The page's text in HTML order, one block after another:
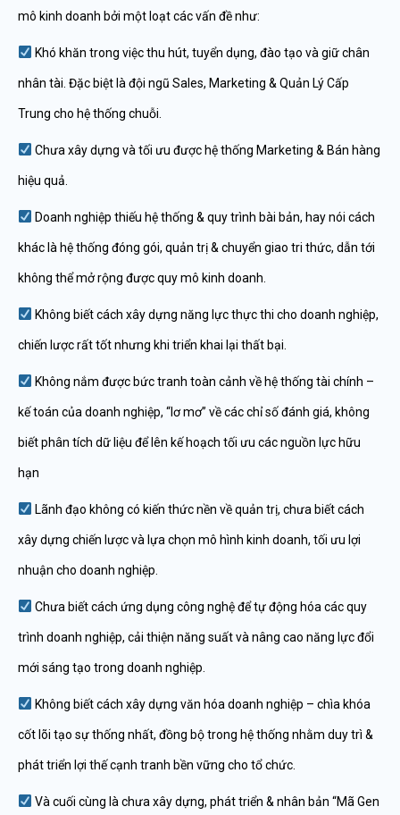
mô kinh doanh bởi một loạt các vấn đề như:
Khó khăn trong việc thu hút, tuyển dụng, đào tạo và giữ chân
nhân tài. Đặc biệt là đội ngũ Sales, Marketing & Quản Lý Cấp
Trung cho hệ thống chuỗi.
Chưa xây dựng và tối ưu được hệ thống Marketing & Bán hàng
hiệu quả.
Doanh nghiệp thiếu hệ thống & quy trình bài bản, hay nói cách
khác là hệ thống đóng gói, quản trị & chuyển giao tri thức, dẫn tới
không thể mở rộng được quy mô kinh doanh.
Không biết cách xây dựng năng lực thực thi cho doanh nghiệp,
chiến lược rất tốt nhưng khi triển khai lại thất bại.
Không nắm được bức tranh toàn cảnh về hệ thống tài chính –
kế toán của doanh nghiệp, “lơ mơ” về các chỉ số đánh giá, không
biết phân tích dữ liệu để lên kế hoạch tối ưu các nguồn lực hữu
hạn
Lãnh đạo không có kiến thức nền về quản trị, chưa biết cách
xây dựng chiến lược và lựa chọn mô hình kinh doanh, tối ưu lợi
nhuận cho doanh nghiệp.
Chưa biết cách ứng dụng công nghệ để tự động hóa các quy
trình doanh nghiệp, cải thiện năng suất và nâng cao năng lực đổi
mới sáng tạo trong doanh nghiệp.
Không biết cách xây dựng văn hóa doanh nghiệp – chìa khóa
cốt lõi tạo sự thống nhất, đồng bộ trong hệ thống nhằm duy trì &
phát triển lợi thế cạnh tranh bền vững cho tổ chức.
Và cuối cùng là chưa xây dựng, phát triển & nhân bản “Mã Gen